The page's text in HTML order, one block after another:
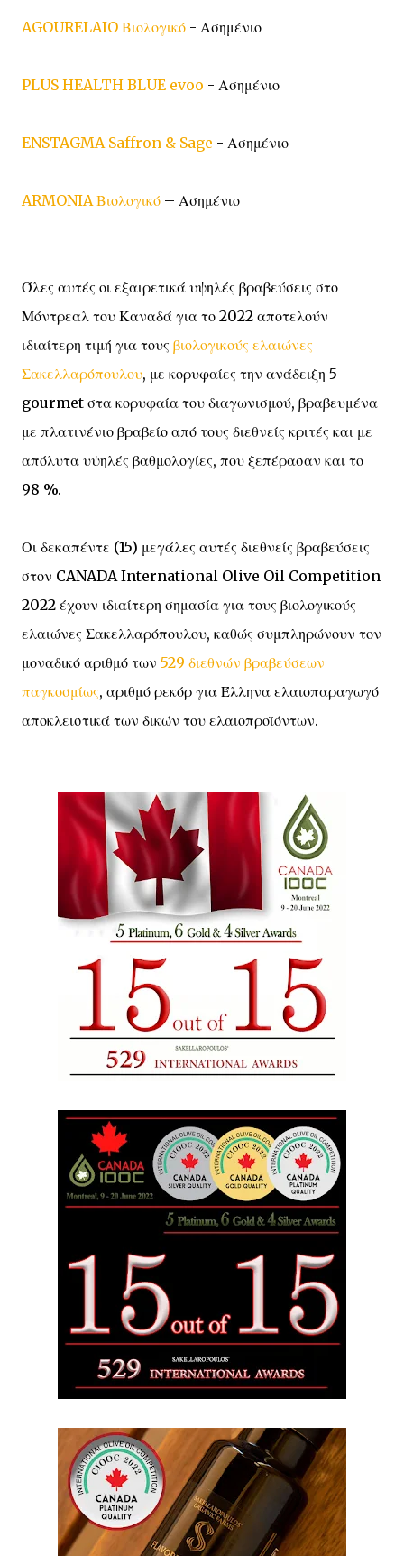
AGOURELAIO Βιολογικό - Ασημένιο
PLUS HEALTH BLUE evoo - Ασημένιο
ENSTAGMA Saffron & Sage - Ασημένιο
ARMONIA Βιολογικό – Ασημένιο
Όλες αυτές οι εξαιρετικά υψηλές βραβεύσεις στο
Μόντρεαλ του Καναδά για το 2022 αποτελούν
ιδιαίτερη τιμή για τους βιολογικούς ελαιώνες
Σακελλαρόπουλου, με κορυφαίες την ανάδειξη 5
gourmet στα κορυφαία του διαγωνισμού, βραβευμένα
με πλατινένιο βραβείο από τους διεθνείς κριτές και με
απόλυτα υψηλές βαθμολογίες, που ξεπέρασαν και το
98 %.
Οι δεκαπέντε (15) μεγάλες αυτές διεθνείς βραβεύσεις
στον CANADA International Olive Oil Competition
2022 έχουν ιδιαίτερη σημασία για τους βιολογικούς
ελαιώνες Σακελλαρόπουλου, καθώς συμπληρώνουν τον
μοναδικό αριθμό των 529 διεθνών βραβεύσεων
παγκοσμίως, αριθμό ρεκόρ για Έλληνα ελαιοπαραγωγό
αποκλειστικά των δικών του ελαιοπροϊόντων.